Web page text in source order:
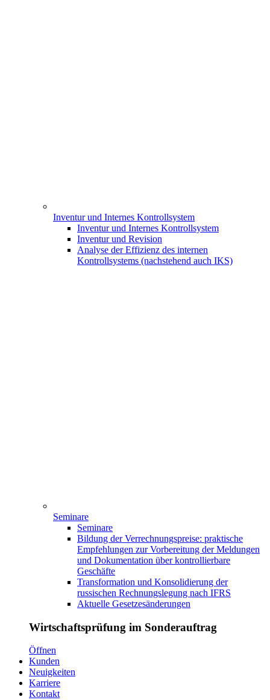
Inventur und Internes Kontrollsystem
Inventur und Internes Kontrollsystem
Inventur und Revision
Analyse der Effizienz des internen
Kontrollsystems (nachstehend auch IKS)
Seminare
Seminare
Bildung der Verrechnungspreise: praktische
Empfehlungen zur Vorbereitung der Meldungen
und Dokumentation über kontrollierbare
Geschäfte
Transformation und Konsolidierung der
russischen Rechnungslegung nach IFRS
Aktuelle Gesetzesänderungen
Wirtschaftsprüfung im Sonderauftrag
Ӧffnen
Kunden
Neuigkeiten
Karriere
Kontakt